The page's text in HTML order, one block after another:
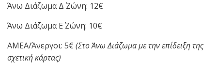
Άνω Διάζωμα Δ΄ Ζώνη: 12€
Άνω Διάζωμα Ε΄ Ζώνη: 10€
ΑΜΕΑ/Άνεργοι: 5€ (Στο Άνω Διάζωμα με την επίδειξη της
σχετική κάρτας)